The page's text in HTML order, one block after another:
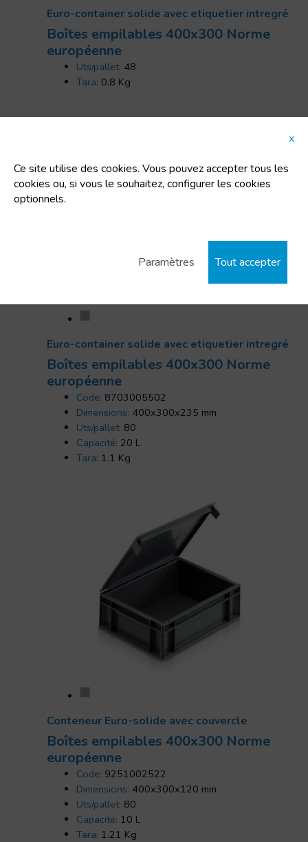
Euro-container solide avec etiquetier intregré
Boîtes empilables 400x300 Norme
européenne
Uts/pallet: 48
Tara: 0.8 Kg
Euro-container solide avec etiquetier intregré
Boîtes empilables 400x300 Norme
européenne
Code: 8703005502
Dimensions: 400x300x235 mm
Uts/pallet: 80
Capacité: 20 L
Tara: 1.1 Kg
Conteneur Euro-solide avec couvercle
Boîtes empilables 400x300 Norme
européenne
Code: 9251002522
Dimensions: 400x300x120 mm
Uts/pallet: 80
Capacité: 10 L
Tara: 1.21 Kg
Ce site utilise des cookies. Vous pouvez accepter tous les
cookies ou, si vous le souhaitez, configurer les cookies
optionnels.
x
Tout accepter
Paramètres